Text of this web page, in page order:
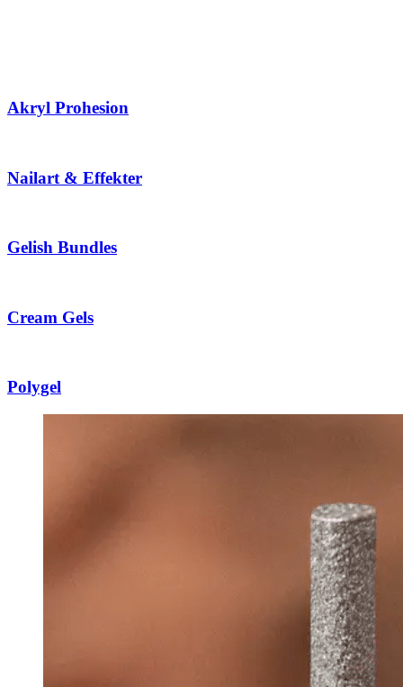
Akryl Prohesion
Nailart & Effekter
Gelish Bundles
Cream Gels
Polygel